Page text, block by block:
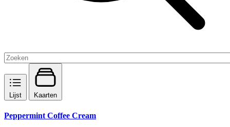
Lijst Kaarten
Peppermint Coffee Cream